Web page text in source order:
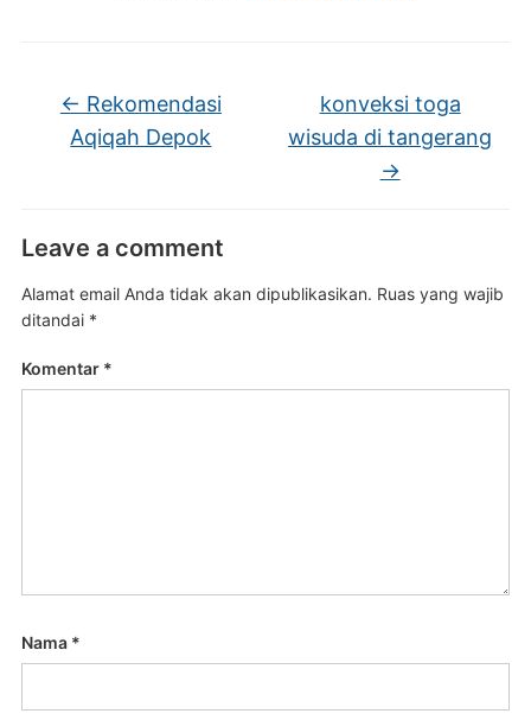
← Rekomendasi
Aqiqah Depok
konveksi toga
wisuda di tangerang
→
Leave a comment
Alamat email Anda tidak akan dipublikasikan. Ruas yang wajib
ditandai *
Komentar *
Nama *